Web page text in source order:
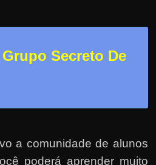
Secreto De
a comunidade de alunos
poderá aprender muito